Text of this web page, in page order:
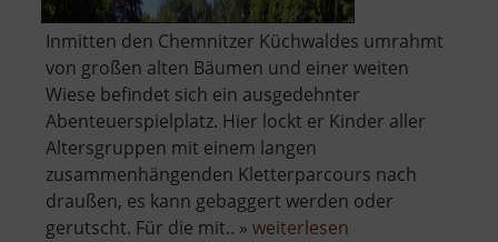
Inmitten den Chemnitzer Küchwaldes umrahmt
von großen alten Bäumen und einer weiten
Wiese befindet sich ein ausgedehnter
Abenteuerspielplatz. Hier lockt er Kinder aller
Altersgruppen mit einem langen
zusammenhängenden Kletterparcours nach
draußen, es kann gebaggert werden oder
gerutscht. Für die mit.. » weiterlesen